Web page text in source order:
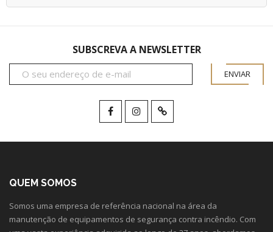
SUBSCREVA A NEWSLETTER
ENVIAR
QUEM SOMOS
Somos uma empresa de referência nacional na área da
manutenção de equipamentos de segurança contra incêndio. Com